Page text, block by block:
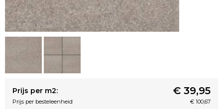
Prijs per m2: € 39,95
Prijs per besteleenheid € 100,67